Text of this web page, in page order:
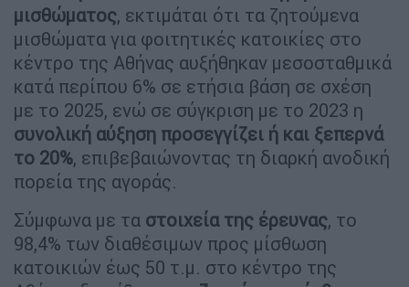
μισθώματος, εκτιμάται ότι τα ζητούμενα
μισθώματα για φοιτητικές κατοικίες στο
κέντρο της Αθήνας αυξήθηκαν μεσοσταθμικά
κατά περίπου 6% σε ετήσια βάση σε σχέση
με το 2025, ενώ σε σύγκριση με το 2023 η
συνολική αύξηση προσεγγίζει ή και ξεπερνά
το 20%, επιβεβαιώνοντας τη διαρκή ανοδική
πορεία της αγοράς.
Σύμφωνα με τα στοιχεία της έρευνας, το
98,4% των διαθέσιμων προς μίσθωση
κατοικιών έως 50 τ.μ. στο κέντρο της